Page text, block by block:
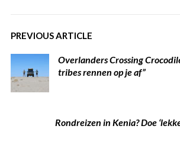
PREVIOUS ARTICLE
Overlanders Crossing
tribes rennen op je af”
Rondreizen in Kenia? Doe